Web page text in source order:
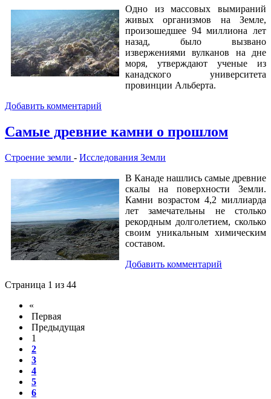
Одно из массовых вымираний
живых организмов на Земле,
произошедшее 94 миллиона лет
назад, было вызвано
извержениями вулканов на дне
моря, утверждают ученые из
канадского университета
провинции Альберта.
Добавить комментарий
Самые древние камни о прошлом
Строение земли - Исследования Земли
В Канаде нашлись самые древние
скалы на поверхности Земли.
Камни возрастом 4,2 миллиарда
лет замечательны не столько
рекордным долголетием, сколько
своим уникальным химическим
составом.
Добавить комментарий
Страница 1 из 44
«
Первая
Предыдущая
1
2
3
4
5
6